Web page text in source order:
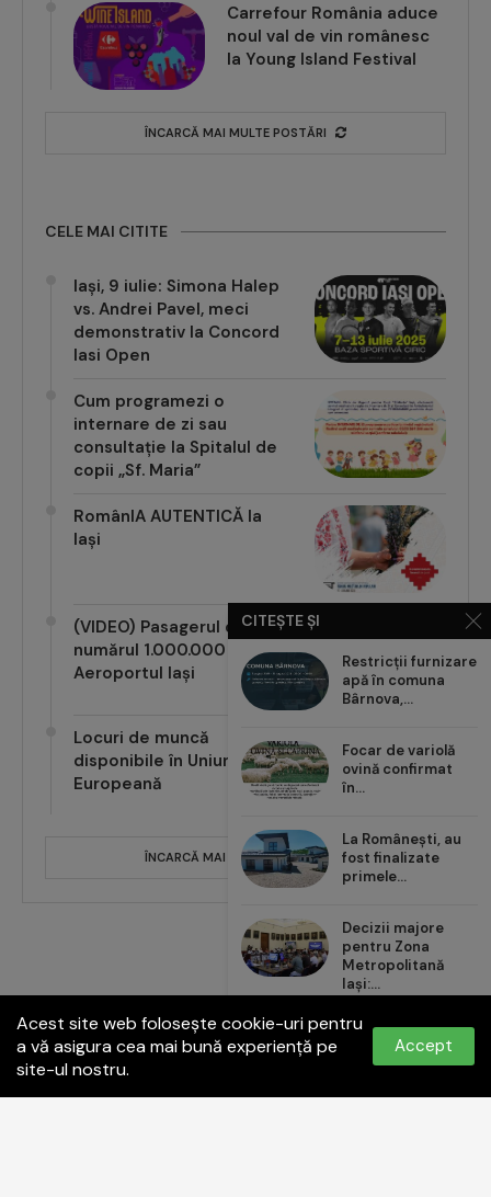
Carrefour România aduce
noul val de vin românesc
la Young Island Festival
ÎNCARCĂ MAI MULTE POSTĂRI
CELE MAI CITITE
Iași, 9 iulie: Simona Halep
vs. Andrei Pavel, meci
demonstrativ la Concord
Iasi Open
Cum programezi o
internare de zi sau
consultație la Spitalul de
copii „Sf. Maria”
RomânIA AUTENTICĂ la
Iași
(VIDEO) Pasagerul cu
numărul 1.000.000 pe
Aeroportul Iași
Locuri de muncă
disponibile în Uniunea
Europeană
ÎNCARCĂ MAI MULTE POSTĂRI
Acest site web folosește cookie-uri pentru
a vă asigura cea mai bună experiență pe
site-ul nostru.
Accept
CITEȘTE ȘI
Restricții furnizare
apă în comuna
Bârnova,...
Focar de variolă
ovină confirmat
în...
La Românești, au
fost finalizate
primele...
Decizii majore
pentru Zona
Metropolitană
Iași:...
Carrefour România
aduce noul val de...